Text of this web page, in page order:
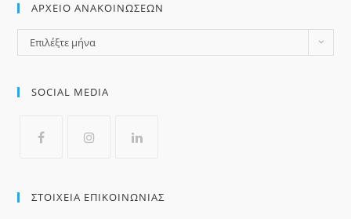
ΑΡΧΕΙΟ ΑΝΑΚΟΙΝΩΣΕΩΝ
Επιλέξτε μήνα
SOCIAL MEDIA
ΣΤΟΙΧΕΙΑ ΕΠΙΚΟΙΝΩΝΙΑΣ